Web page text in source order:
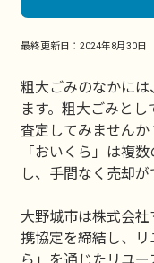
最終更新日： 2024年8月30日
粗大ごみのなかに
ます。粗大ごみと
査定してみませんか
「おいくら」は複
し、手間なく売却が
大野城市は株式会
携協定を締結し、リ